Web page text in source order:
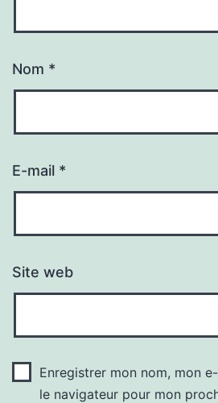
Nom *
E-mail *
Site web
Enregistrer mon nom, mon
le navigateur pour mon